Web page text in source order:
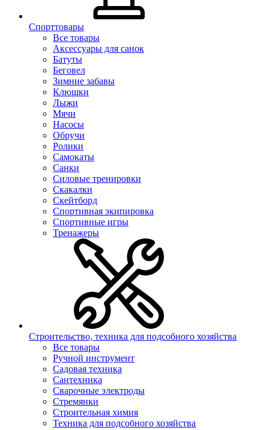
Спорттовары
Все товары
Аксессуары для санок
Батуты
Беговел
Зимние забавы
Клюшки
Лыжи
Мячи
Насосы
Обручи
Ролики
Самокаты
Санки
Силовые тренировки
Скакалки
Скейтборд
Спортивная экипировка
Спортивные игры
Тренажеры
Строительство, техника для подсобного хозяйства
Все товары
Ручной инструмент
Садовая техника
Сантехника
Сварочные электроды
Стремянки
Строительная химия
Техника для подсобного хозяйства